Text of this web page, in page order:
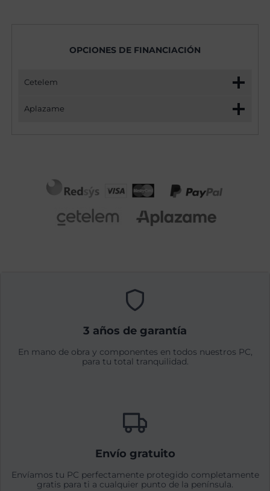
OPCIONES DE FINANCIACIÓN
Cetelem
Aplazame
3 años de garantía
En mano de obra y componentes en todos nuestros PC,
para tu total tranquilidad.
Envío gratuito
Envíamos tu PC perfectamente protegido completamente
gratis para ti a cualquier punto de la península.